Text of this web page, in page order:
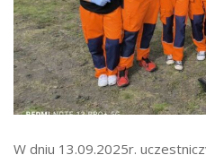
Oferta
LO SMS Talent
Strefa rodzica
Strefa ucznia
Bursa/Internat
W dniu 13.09.2025r.